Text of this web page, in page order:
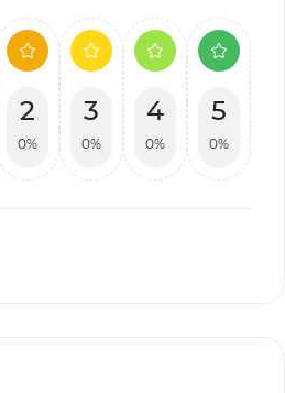
2
0%
3
0%
4
0%
5
0%